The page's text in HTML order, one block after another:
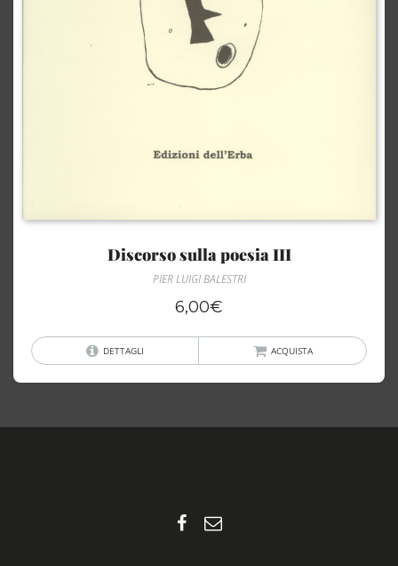
Discorso sulla poesia III
PIER LUIGI BALESTRI
6,00€
DETTAGLI ACQUISTA